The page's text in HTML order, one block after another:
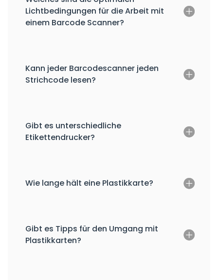
Lichtbedingungen für die Arbeit mit
einem Barcode Scanner?
Kann jeder Barcodescanner jeden
Strichcode lesen?
Gibt es unterschiedliche
Etikettendrucker?
Wie lange hält eine Plastikkarte?
Gibt es Tipps für den Umgang mit
Plastikkarten?